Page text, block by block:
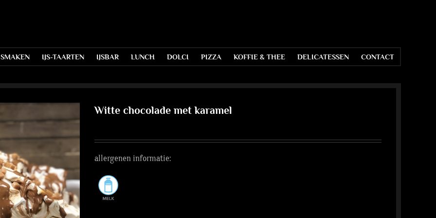
SMAKEN IJS-TAARTEN IJSBAR LUNCH DOLCI PIZZA KOFFIE & THEE DELICATESSEN CONTACT
Witte chocolade met karamel
allergenen informatie: